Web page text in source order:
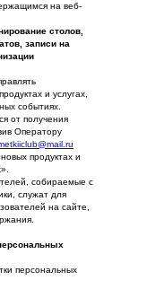
на веб-
столов,
записи на
и услугах,
событиях.
от получения
Оператору
продуктах и
собираемые с
служат для
на сайте,
персональных